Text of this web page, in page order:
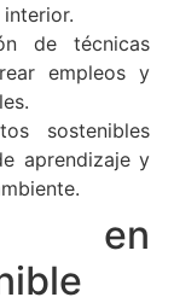
de técnicas
empleos y
sostenibles
aprendizaje y
en